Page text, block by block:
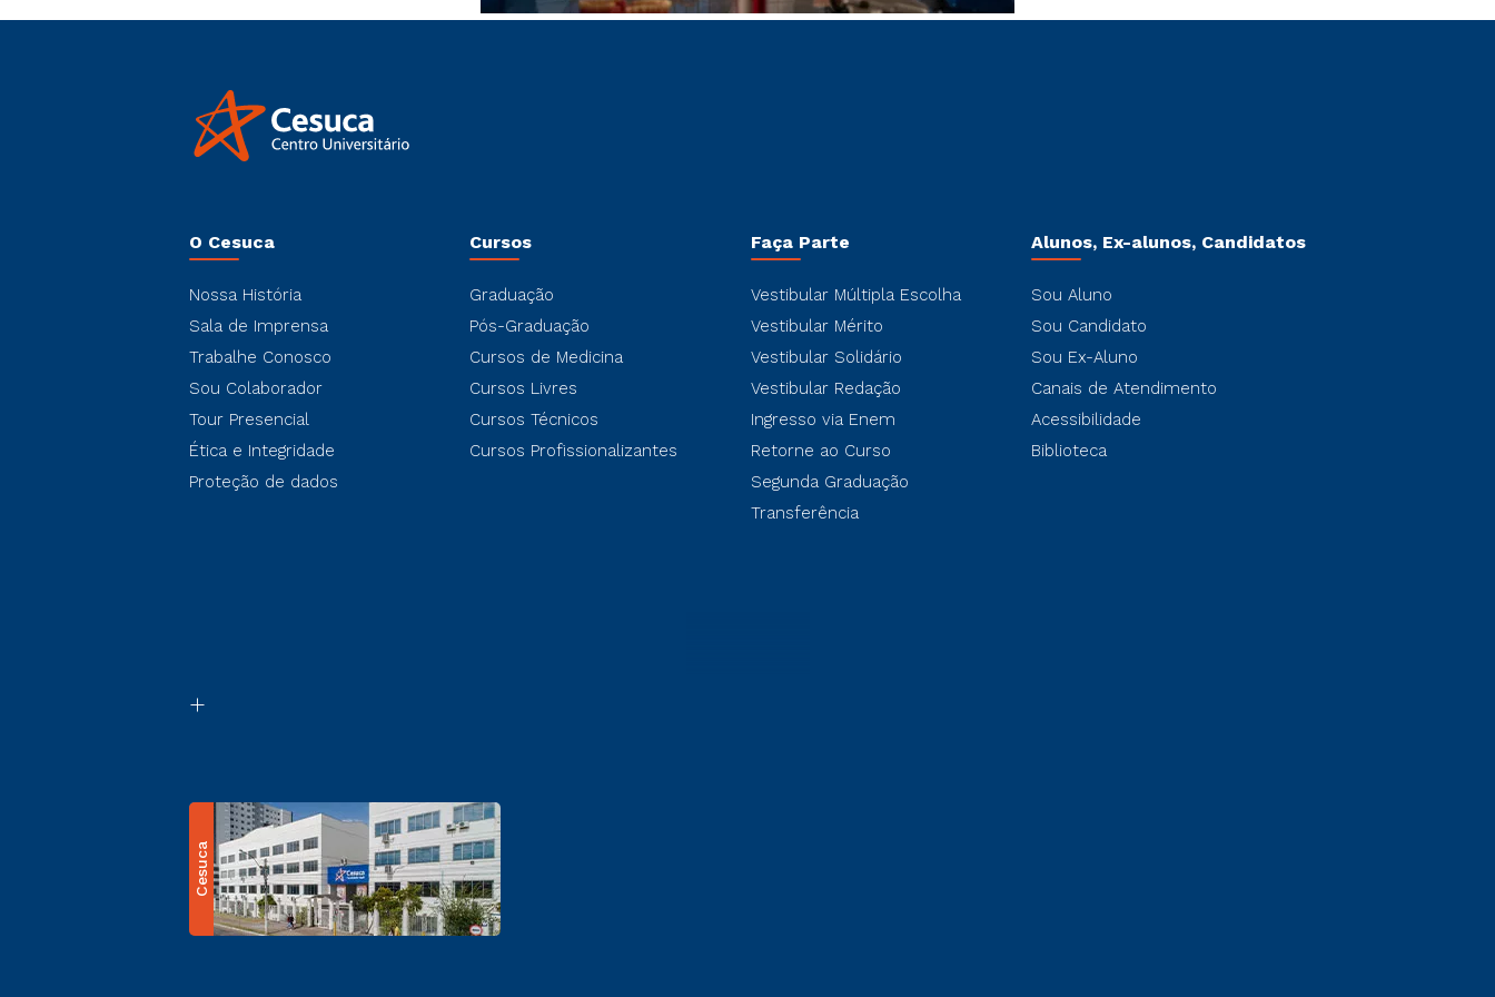
O Cesuca
Nossa História
Sala de Imprensa
Trabalhe Conosco
Sou Colaborador
Tour Presencial
Ética e Integridade
Proteção de dados
Cursos
Graduação
Pós-Graduação
Cursos de Medicina
Cursos Livres
Cursos Técnicos
Cursos Profissionalizantes
Faça Parte
Vestibular Múltipla Escolha
Vestibular Mérito
Vestibular Solidário
Vestibular Redação
Ingresso via Enem
Retorne ao Curso
Segunda Graduação
Transferência
Alunos, Ex-alunos, Candidatos
Sou Aluno
Sou Candidato
Sou Ex-Aluno
Canais de Atendimento
Acessibilidade
Biblioteca
Cesuca